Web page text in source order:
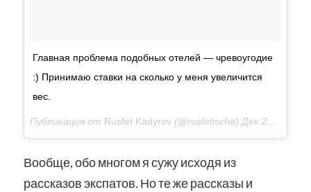
Главная проблема подобных отелей — чревоугодие
:) Принимаю ставки на сколько у меня увеличится
вес.
Публикация от Rusfet Kadyrov(@rusfetische)Дек 25, 2017 at 3:56 PST
Вообще, обо многом я сужу исходя из
рассказов экспатов. Но те же рассказы и